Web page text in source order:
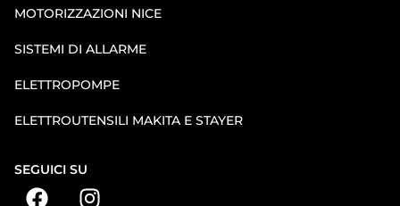
MOTORIZZAZIONI NICE
SISTEMI DI ALLARME
ELETTROPOMPE
ELETTROUTENSILI MAKITA E STAYER
SEGUICI SU